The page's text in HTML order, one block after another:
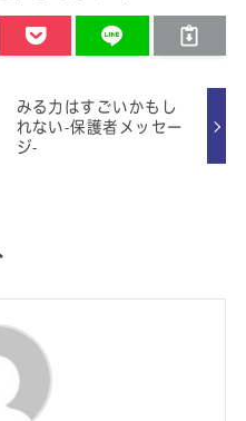
みる力はすごいかもし
れない‐保護者メッセー
ジ‐